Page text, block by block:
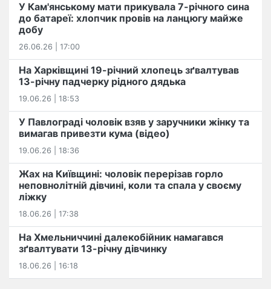
У Кам'янському мати прикувала 7-річного сина
до батареї: хлопчик провів на ланцюгу майже
добу
26.06.26 | 17:00
На Харківщині 19-річний хлопець​ ️зґвалтував
13-річну падчерку рідного дядька
19.06.26 | 18:53
У Павлограді чоловік взяв у заручники жінку та
вимагав привезти кума (відео)
19.06.26 | 18:36
Жах на Київщині: чоловік перерізав горло
неповнолітній дівчині, коли та спала у своєму
ліжку
18.06.26 | 17:38
На Хмельниччині далекобійник намагався
зґвалтувати 13-річну дівчинку
18.06.26 | 16:18